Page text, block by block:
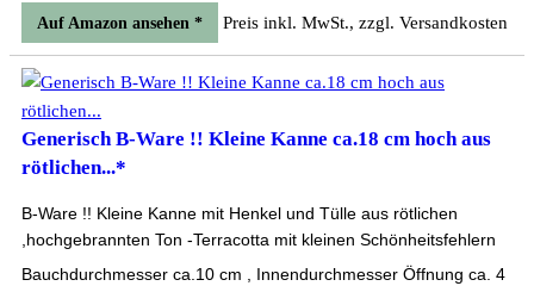
Auf Amazon ansehen * Preis inkl. MwSt., zzgl. Versandkosten
Generisch B-Ware !! Kleine Kanne ca.18 cm hoch aus
rötlichen...*
B-Ware !! Kleine Kanne mit Henkel und Tülle aus rötlichen
,hochgebrannten Ton -Terracotta mit kleinen Schönheitsfehlern
Bauchdurchmesser ca.10 cm , Innendurchmesser Öffnung ca. 4